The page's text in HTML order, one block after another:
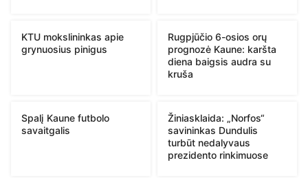
KTU mokslininkas apie
grynuosius pinigus
Rugpjūčio 6-osios orų
prognozė Kaune: karšta
diena baigsis audra su
kruša
Spalį Kaune futbolo
savaitgalis
Žiniasklaida: „Norfos“
savininkas Dundulis
turbūt nedalyvaus
prezidento rinkimuose